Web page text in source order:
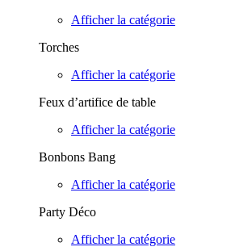
Afficher la catégorie
Torches
Afficher la catégorie
Feux d’artifice de table
Afficher la catégorie
Bonbons Bang
Afficher la catégorie
Party Déco
Afficher la catégorie